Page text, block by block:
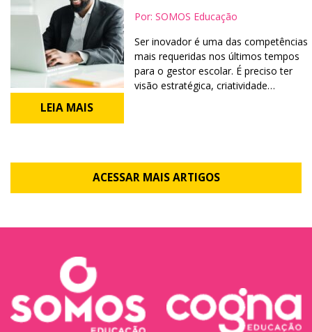
LEIA MAIS
Por: SOMOS Educação
Ser inovador é uma das competências
mais requeridas nos últimos tempos
para o gestor escolar. É preciso ter
visão estratégica, criatividade…
ACESSAR MAIS ARTIGOS